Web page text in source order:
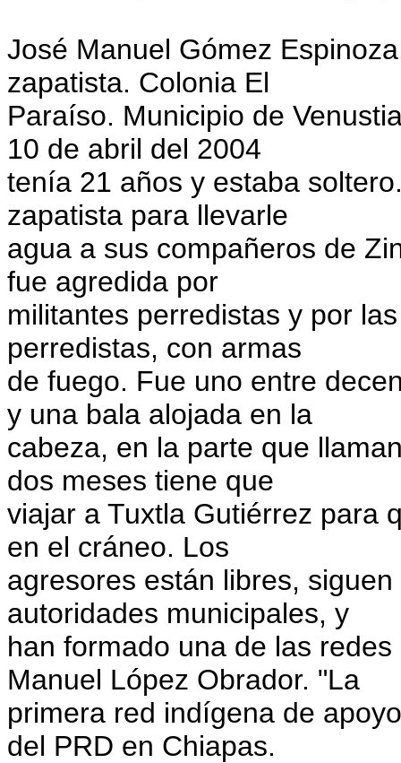
José Manuel Gómez
zapatista. Colonia El
Paraíso. Municipio de
10 de abril del 2004
tenía 21 años y estaba
zapatista para llevarle
agua a sus compañeros de
fue agredida por
militantes perredistas y por
perredistas, con armas
de fuego. Fue uno entre
y una bala alojada en la
cabeza, en la parte que
dos meses tiene que
viajar a Tuxtla Gutiérrez para
en el cráneo. Los
agresores están libres,
autoridades municipales, y
han formado una de las
Manuel López Obrador. "La
primera red indígena de
del PRD en Chiapas.